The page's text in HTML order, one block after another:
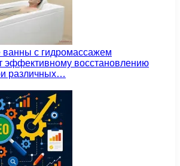
ванны с гидромассажем
эффективному восстановлению
различных…